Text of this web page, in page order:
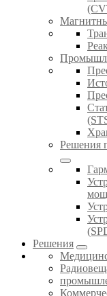
Решения
Решения